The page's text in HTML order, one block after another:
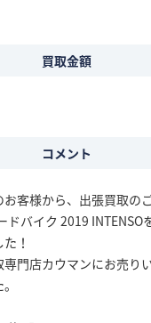
買取金額
コメント
客様から、出張買取の
バイク 2019 INTENSO
！
専門店カウマンにお売り